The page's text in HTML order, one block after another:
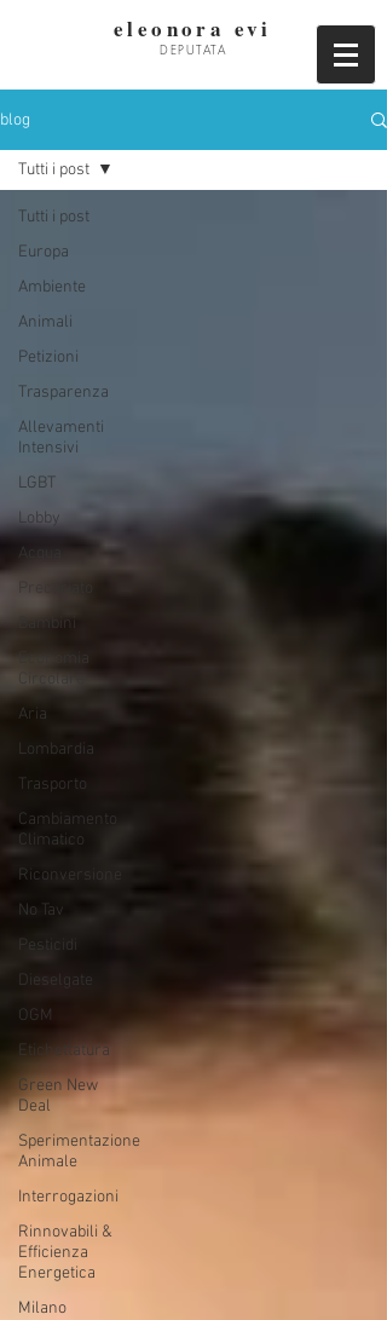
eleonora evi
DEPUTATA
blog
Tutti i post
Europa
Ambiente
Animali
Petizioni
Trasparenza
Allevamenti
Intensivi
LGBT
Lobby
Bambini
Economia
Circolare
Aria
Lombardia
Trasporto
Cambiamento
Climatico
Riconversione
No Tav
Pesticidi
Dieselgate
OGM
Etichettatura
Green New
Deal
Sperimentazione
Animale
Interrogazioni
Rinnovabili &
Efficienza
Energetica
Milano
Tutti i post